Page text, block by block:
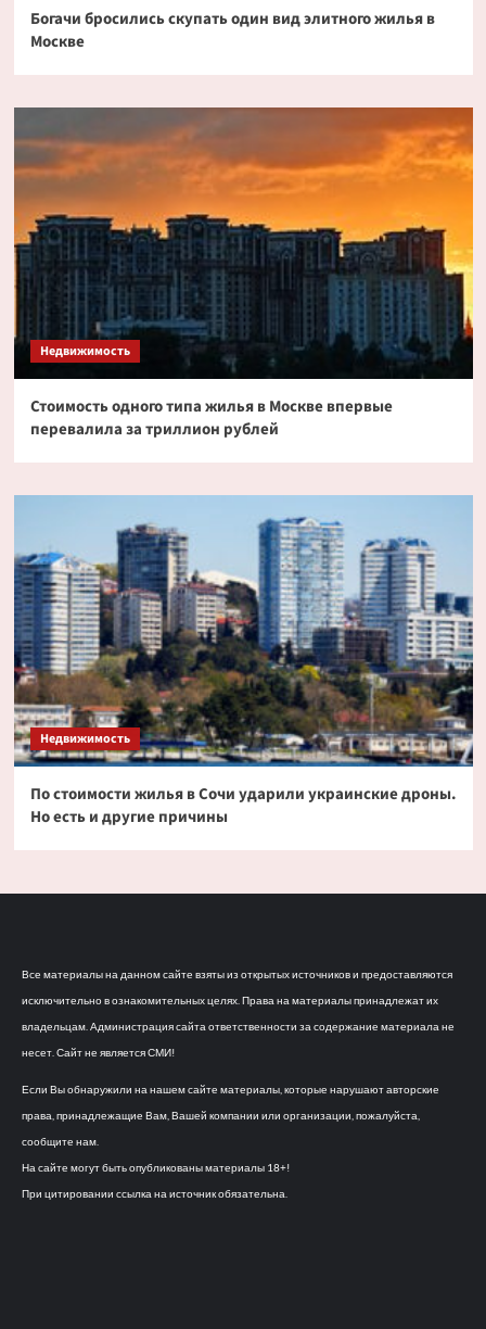
Богачи бросились скупать один вид элитного жилья в
Москве
Недвижимость
Стоимость одного типа жилья в Москве впервые
перевалила за триллион рублей
Недвижимость
По стоимости жилья в Сочи ударили украинские дроны.
Но есть и другие причины
Все материалы на данном сайте взяты из открытых источников и предоставляются
исключительно в ознакомительных целях. Права на материалы принадлежат их
владельцам. Администрация сайта ответственности за содержание материала не
несет. Сайт не является СМИ!
Если Вы обнаружили на нашем сайте материалы, которые нарушают авторские
права, принадлежащие Вам, Вашей компании или организации, пожалуйста,
сообщите нам.
На сайте могут быть опубликованы материалы 18+!
При цитировании ссылка на источник обязательна.